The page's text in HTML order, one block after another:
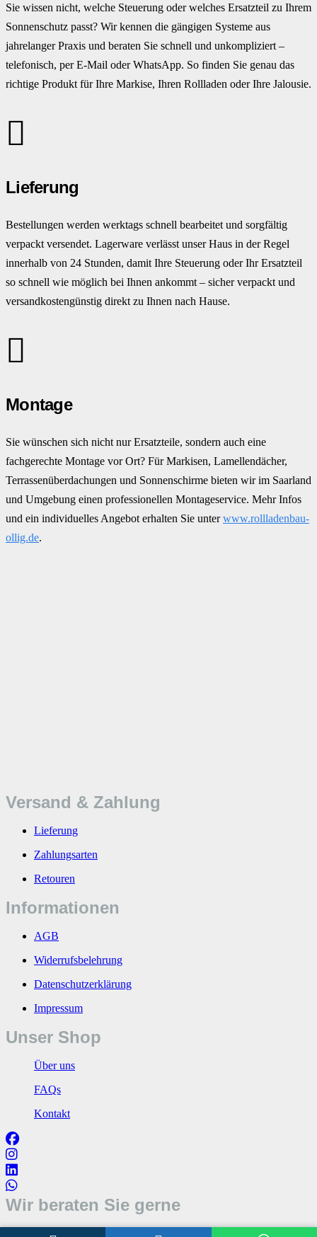
Sie wissen nicht, welche Steuerung oder welches Ersatzteil zu Ihrem
Sonnenschutz passt? Wir kennen die gängigen Systeme aus
jahrelanger Praxis und beraten Sie schnell und unkompliziert –
telefonisch, per E-Mail oder WhatsApp. So finden Sie genau das
richtige Produkt für Ihre Markise, Ihren Rollladen oder Ihre Jalousie.
Lieferung
Bestellungen werden werktags schnell bearbeitet und sorgfältig
verpackt versendet. Lagerware verlässt unser Haus in der Regel
innerhalb von 24 Stunden, damit Ihre Steuerung oder Ihr Ersatzteil
so schnell wie möglich bei Ihnen ankommt – sicher verpackt und
versandkostengünstig direkt zu Ihnen nach Hause.
Montage
Sie wünschen sich nicht nur Ersatzteile, sondern auch eine
fachgerechte Montage vor Ort? Für Markisen, Lamellendächer,
Terrassenüberdachungen und Sonnenschirme bieten wir im Saarland
und Umgebung einen professionellen Montageservice. Mehr Infos
und ein individuelles Angebot erhalten Sie unterwww.rollladenbau-
ollig.de.
Versand & Zahlung
Lieferung
Zahlungsarten
Retouren
Informationen
AGB
Widerrufsbelehrung
Datenschutzerklärung
Impressum
Unser Shop
Über uns
FAQs
Kontakt
Wir beraten Sie gerne